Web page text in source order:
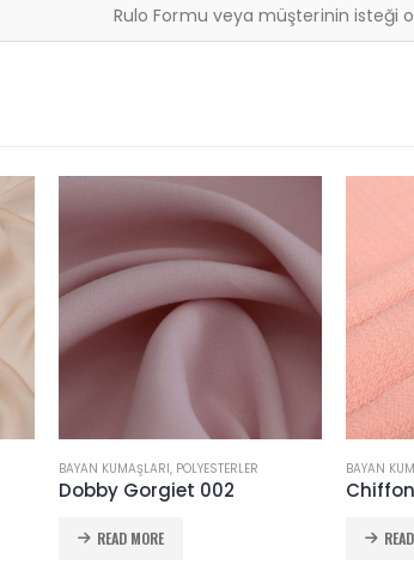
Rulo Formu veya müşterinin isteği
BAYAN KUMAŞLARI, POLYESTERLER
Dobby Gorgiet 002
READ MORE
BAYAN